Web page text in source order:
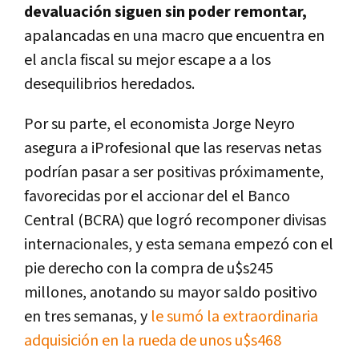
devaluación siguen sin poder remontar,
apalancadas en una macro que encuentra en
el ancla fiscal su mejor escape a a los
desequilibrios heredados.
Por su parte, el economista Jorge Neyro
asegura a iProfesional que las reservas netas
podrían pasar a ser positivas próximamente,
favorecidas por el accionar del el Banco
Central (BCRA) que logró recomponer divisas
internacionales, y esta semana empezó con el
pie derecho con la compra de u$s245
millones, anotando su mayor saldo positivo
en tres semanas, y le sumó la extraordinaria
adquisición en la rueda de unos u$s468